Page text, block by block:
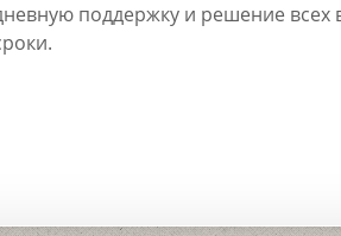
поддержку и решение